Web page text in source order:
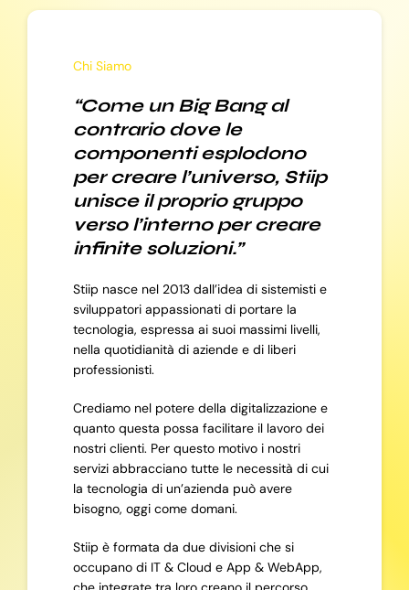
Chi Siamo
“Come un Big Bang al
contrario dove le
componenti esplodono
per creare l’universo, Stiip
unisce il proprio gruppo
verso l’interno per creare
infinite soluzioni.”
Stiip nasce nel 2013 dall’idea di sistemisti e
sviluppatori appassionati di portare la
tecnologia, espressa ai suoi massimi livelli,
nella quotidianità di aziende e di liberi
professionisti.
Crediamo nel potere della digitalizzazione e
quanto questa possa facilitare il lavoro dei
nostri clienti. Per questo motivo i nostri
servizi abbracciano tutte le necessità di cui
la tecnologia di un’azienda può avere
bisogno, oggi come domani.
Stiip è formata da due divisioni che si
occupano di IT & Cloud e App & WebApp,